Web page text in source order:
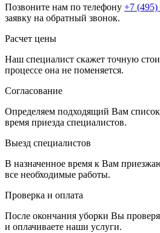
Позвоните нам по телефону +7 (495)
заявку на обратный звонок.
Расчет цены
Наш специалист скажет точную
процессе она не поменяется.
Согласование
Определяем подходящий Вам
время приезда специалистов.
Выезд специалистов
В назначенное время к Вам
все необходимые работы.
Проверка и оплата
После окончания уборки Вы
и оплачиваете наши услуги.